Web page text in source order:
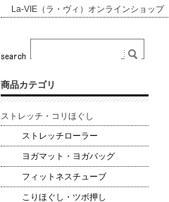
La-VIE（ラ・ヴィ）オンラインショップ
商品カテゴリ
ストレッチ・コリほぐし
ストレッチローラー
ヨガマット・ヨガバッグ
フィットネスチューブ
こりほぐし・ツボ押し